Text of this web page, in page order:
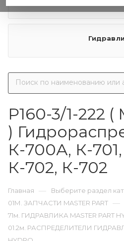
Р160-3/1-222
)
К-700А, К-
К-702, К-702
Главная — Выберите раздел
01М. ЗАПЧАСТИ MASTER PART —
71м. ГИДРАВЛИКА MASTER PART
01.2м. РАСПРЕДЕЛИТЕЛИ